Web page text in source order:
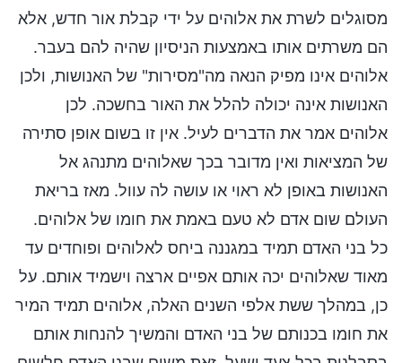
מסוגלים לשרת את אלוהים על ידי קבלת אור חדש, אלא
הם משרתים אותו באמצעות הניסיון שהיה להם בעבר.
אלוהים אינו מפיק הנאה מה"מסירות" של האנושות, ולכן
האנושות אינה יכולה להלל את האור בחשכה. לכן
אלוהים אמר את הדברים לעיל. אין זו בשום אופן סתירה
של המציאות ואין מדובר בכך שאלוהים מתנהג אל
האנושות באופן לא ראוי או עושה לה עוול. מאז בריאת
העולם שום אדם לא טעם באמת את חומו של אלוהים.
כל בני האדם תמיד במגננה ביחס לאלוהים ופוחדים עד
מאוד שאלוהים יכה אותם אפיים ארצה וישמיד אותם. על
כן, במהלך ששת אלפי השנים האלה, אלוהים תמיד המיר
את חומו בכנותם של בני האדם והמשיך להנחות אותם